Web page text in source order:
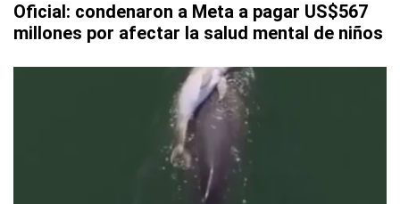
Oficial: condenaron a Meta a pagar US$567
millones por afectar la salud mental de niños